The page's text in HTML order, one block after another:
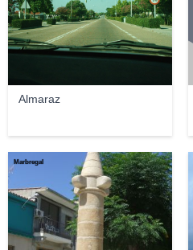
Almaraz
Marbregal